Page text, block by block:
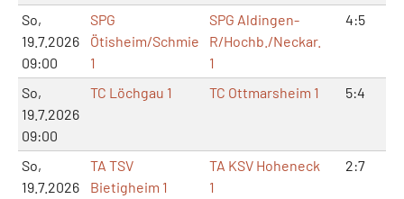
So,
19.7.2026
09:00
SPG
Ötisheim/Schmie
1
SPG Aldingen-
R/Hochb./Neckar.
1
4:5
So,
19.7.2026
09:00
TC Löchgau 1 TC Ottmarsheim 1 5:4
So,
19.7.2026
TA TSV
Bietigheim 1
TA KSV Hoheneck
1
2:7